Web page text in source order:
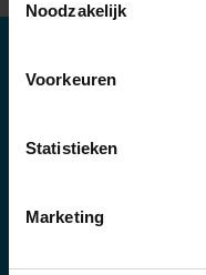
Noodzakelijk
Voorkeuren
Statistieken
Marketing
Partners